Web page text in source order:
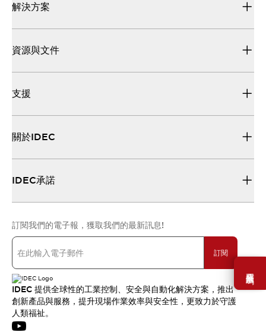
需要幫助嗎？
解決方案
資源與文件
支援
關於IDEC
IDEC承諾
訂閱我們的電子報，獲取我們的最新訊息!
訂閱
IDEC 提供全球性的工業控制、安全與自動化解決方案，推出
創新產品與服務，提升現場作業效率與安全性，更致力於守護
人類福祉。